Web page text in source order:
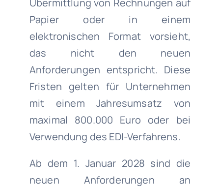
Papier oder in einem
elektronischen Format vorsieht,
das nicht den neuen
Anforderungen entspricht. Diese
Fristen gelten für Unternehmen
mit einem Jahresumsatz von
maximal 800.000 Euro oder bei
Verwendung des EDI-Verfahrens.
Ab dem 1. Januar 2028 sind die
neuen Anforderungen an